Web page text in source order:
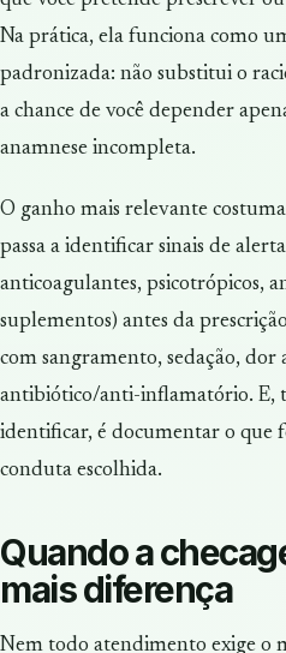
Na prática, ela funciona como
padronizada: não substitui o
a chance de você depender
anamnese incompleta.
O ganho mais relevante
passa a identificar sinais de
anticoagulantes, psicotrópicos,
suplementos) antes da
com sangramento, sedação, dor
antibiótico/anti-inflamatório. E,
identificar, é documentar o que
conduta escolhida.
Quando a
mais diferença
Nem todo atendimento exige o